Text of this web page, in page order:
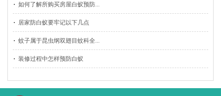
如何了解所购买房屋白蚁预防...
居家防白蚁要牢记以下几点
蚊子属于昆虫纲双翅目蚊科全...
装修过程中怎样预防白蚁